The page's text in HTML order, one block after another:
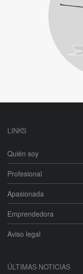
LINKS
Quién soy
Profesional
Apasionada
Emprendedora
Aviso legal
ÚLTIMAS NOTICIAS